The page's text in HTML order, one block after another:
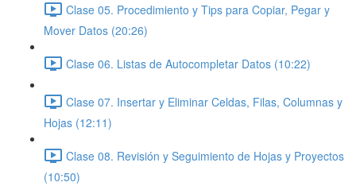
Clase 05. Procedimiento y Tips para Copiar, Pegar y
Mover Datos (20:26)
Clase 06. Listas de Autocompletar Datos (10:22)
Clase 07. Insertar y Eliminar Celdas, Filas, Columnas y
Hojas (12:11)
Clase 08. Revisión y Seguimiento de Hojas y Proyectos
(10:50)